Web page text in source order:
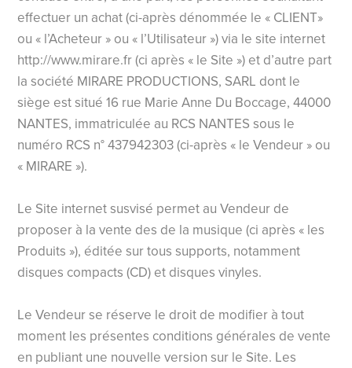
effectuer un achat (ci-après dénommée le « CLIENT»
ou « l’Acheteur » ou « l’Utilisateur ») via le site internet
http://www.mirare.fr (ci après « le Site ») et d’autre part
la société MIRARE PRODUCTIONS, SARL dont le
siège est situé 16 rue Marie Anne Du Boccage, 44000
NANTES, immatriculée au RCS NANTES sous le
numéro RCS n° 437942303 (ci-après « le Vendeur » ou
« MIRARE »).
Le Site internet susvisé permet au Vendeur de
proposer à la vente des de la musique (ci après « les
Produits »), éditée sur tous supports, notamment
disques compacts (CD) et disques vinyles.
Le Vendeur se réserve le droit de modifier à tout
moment les présentes conditions générales de vente
en publiant une nouvelle version sur le Site. Les